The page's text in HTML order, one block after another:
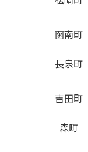
函南町
長泉町
吉田町
森町